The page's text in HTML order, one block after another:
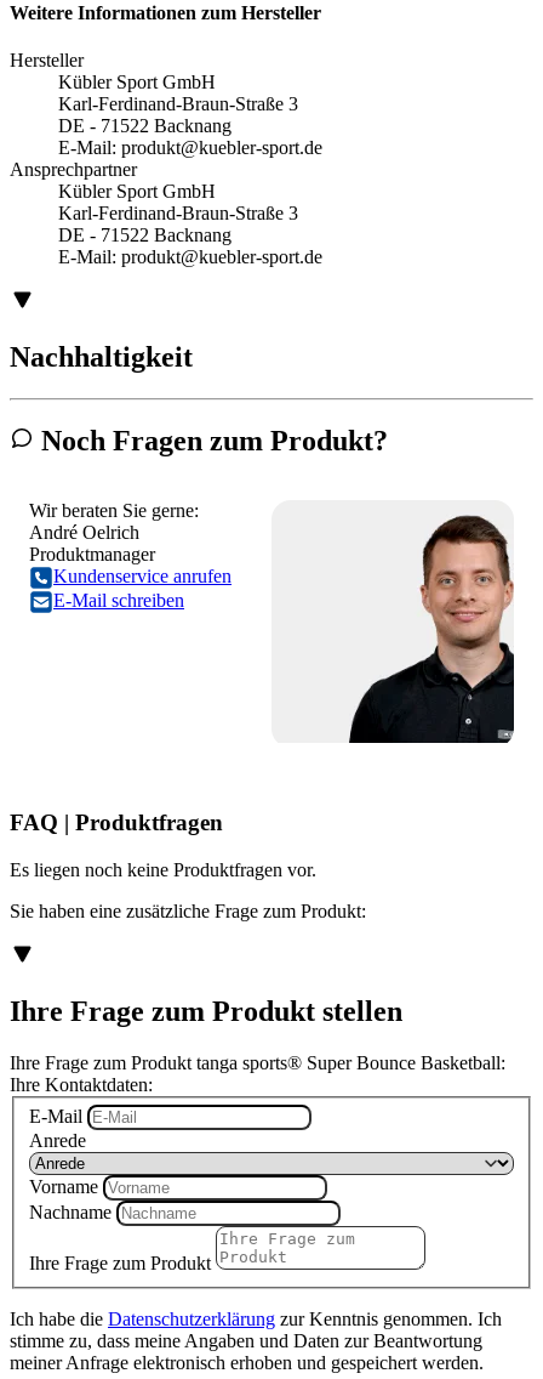
Weitere Informationen zum Hersteller
Hersteller
Kübler Sport GmbH
Karl-Ferdinand-Braun-Straße 3
DE - 71522 Backnang
E-Mail: produkt@kuebler-sport.de
Ansprechpartner
Kübler Sport GmbH
Karl-Ferdinand-Braun-Straße 3
DE - 71522 Backnang
E-Mail: produkt@kuebler-sport.de
Nachhaltigkeit
Noch Fragen zum Produkt?
Wir beraten Sie gerne:
André Oelrich
Produktmanager
Kundenservice anrufen
E-Mail schreiben
FAQ | Produktfragen
Es liegen noch keine Produktfragen vor.
Sie haben eine zusätzliche Frage zum Produkt:
Ihre Frage zum Produkt stellen
Ihre Frage zum Produkt tanga sports® Super Bounce Basketball:
Ihre Kontaktdaten:
E-Mail
Anrede
Vorname
Nachname
Ihre Frage zum Produkt
Ich habe die Datenschutzerklärung zur Kenntnis genommen. Ich
stimme zu, dass meine Angaben und Daten zur Beantwortung
meiner Anfrage elektronisch erhoben und gespeichert werden.